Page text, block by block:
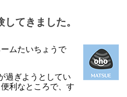
てきました。
ムたいちょうで
過ぎようとしてい
利なところで、す